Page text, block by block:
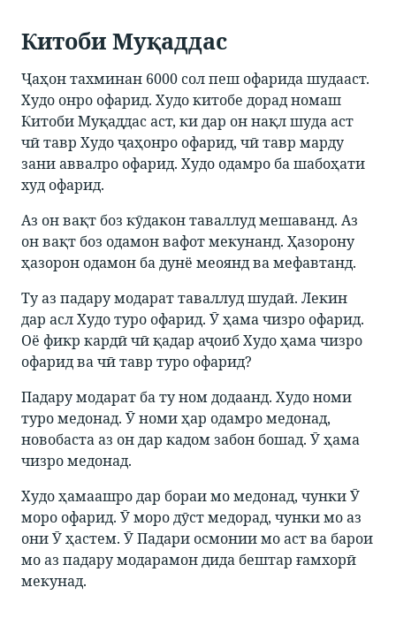
Китоби Муқаддас
Ҷаҳон тахминан 6000 сол пеш офарида шудааст.
Худо онро офарид. Худо китобе дорад номаш
Китоби Муқаддас аст, ки дар он нақл шуда аст
чӣ тавр Худо ҷаҳонро офарид, чӣ тавр марду
зани аввалро офарид. Худо одамро ба шабоҳати
худ офарид.
Аз он вақт боз кӯдакон таваллуд мешаванд. Аз
он вақт боз одамон вафот мекунанд. Ҳазорону
ҳазорон одамон ба дунё меоянд ва мефавтанд.
Ту аз падару модарат таваллуд шудаӣ. Лекин
дар асл Худо туро офарид. Ӯ ҳама чизро офарид.
Оё фикр кардӣ чӣ қадар аҷоиб Худо ҳама чизро
офарид ва чӣ тавр туро офарид?
Падару модарат ба ту ном додаанд. Худо номи
туро медонад. Ӯ номи ҳар одамро медонад,
новобаста аз он дар кадом забон бошад. Ӯ ҳама
чизро медонад.
Худо ҳамаашро дар бораи мо медонад, чунки Ӯ
моро офарид. Ӯ моро дӯст медорад, чунки мо аз
они Ӯ ҳастем. Ӯ Падари осмонии мо аст ва барои
мо аз падару модарамон дида бештар ғамхорӣ
мекунад.